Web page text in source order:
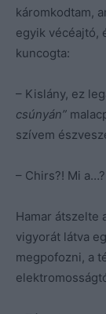
káromkodtam,
egyik vécéajtó,
kuncogta:
– Kislány, ez
csúnyán”
szívem
– Chirs?! Mi
Hamar átszelte
vigyorát látva
megpofozni, a